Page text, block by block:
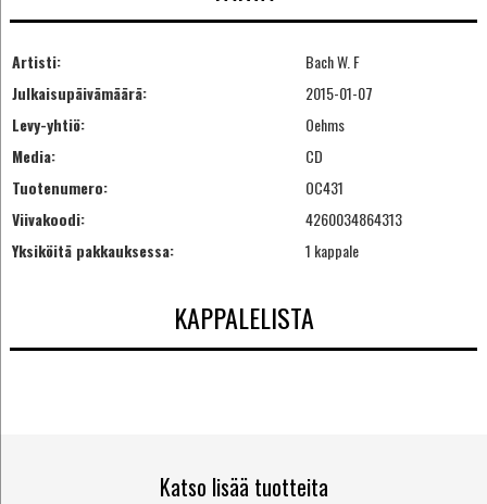
Artisti:
Bach W. F
Julkaisupäivämäärä:
2015-01-07
Levy-yhtiö:
Oehms
Media:
CD
Tuotenumero:
OC431
Viivakoodi:
4260034864313
Yksiköitä pakkauksessa:
1 kappale
KAPPALELISTA
Katso lisää tuotteita